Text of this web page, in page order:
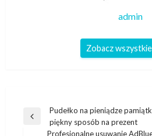
admin
Zobacz
Nawigacja
wpisu
Poprzedni
Pudełko na pieniądze
piękny sposób na prezent
Profesjonalne usuwanie